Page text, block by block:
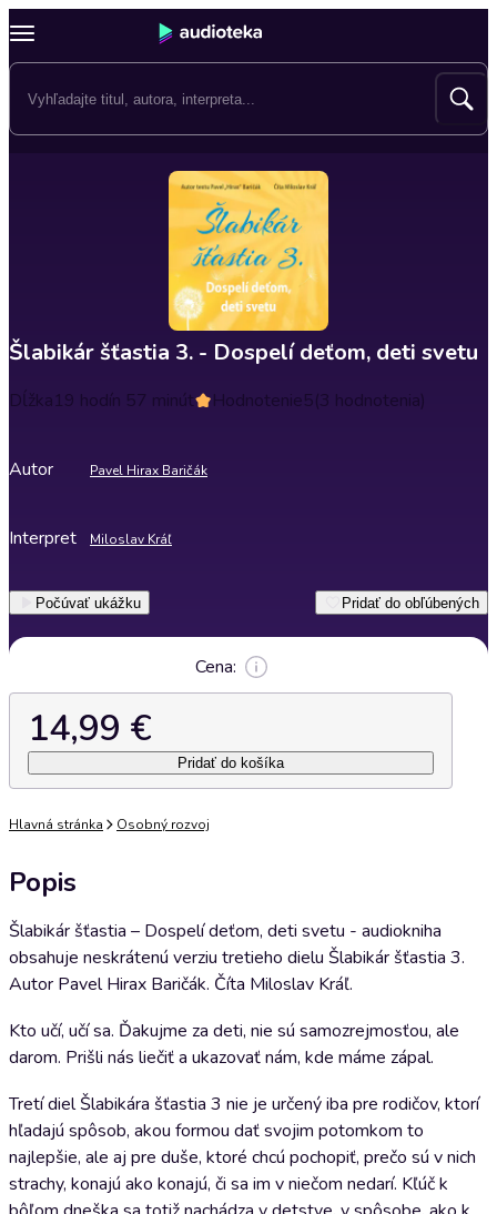
Šlabikár šťastia 3. - Dospelí deťom, deti svetu
Dĺžka19 hodín 57 minút Hodnotenie5(3 hodnotenia)
Autor Pavel Hirax Baričák
Interpret Miloslav Kráľ
Počúvať ukážku Pridať do obľúbených
Cena:
14,99 €
Pridať do košíka
Hlavná stránka Osobný rozvoj
Popis
Šlabikár šťastia – Dospelí deťom, deti svetu - audiokniha
obsahuje neskrátenú verziu tretieho dielu Šlabikár šťastia 3.
Autor Pavel Hirax Baričák. Číta Miloslav Kráľ.
Kto učí, učí sa. Ďakujme za deti, nie sú samozrejmosťou, ale
darom. Prišli nás liečiť a ukazovať nám, kde máme zápal.
Tretí diel Šlabikára šťastia 3 nie je určený iba pre rodičov, ktorí
hľadajú spôsob, akou formou dať svojim potomkom to
najlepšie, ale aj pre duše, ktoré chcú pochopiť, prečo sú v nich
strachy, konajú ako konajú, či sa im v niečom nedarí. Kľúč k